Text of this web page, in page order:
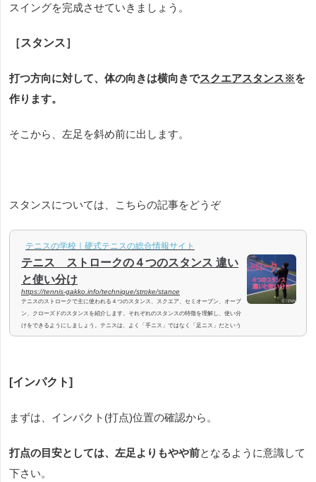
スイングを完成させていきましょう。
［スタンス］
打つ方向に対して、体の向きは横向きでスクエアスタンス※を
作ります。
そこから、左足を斜め前に出します。
スタンスについては、こちらの記事をどうぞ
テニスの学校｜硬式テニスの総合情報サイト
テニス ストロークの４つのスタンス 違い
と使い分け
https://tennis-gakko.info/technique/stroke/stance
テニスのストロークで主に使われる４つのスタンス、スクエア、セミオープン、オープ
ン、クローズドのスタンスを紹介します。それぞれのスタンスの特徴を理解し、使い分
けをできるようにしましょう。テニスは、よく「手ニス」ではなく「足ニス」だという
言い方をします。テニスは、手で打つスポーツではあるのですが、フットワークが大切
[インパクト]
まずは、インパクト(打点)位置の確認から。
打点の目安としては、左足よりもやや前となるように意識して
下さい。